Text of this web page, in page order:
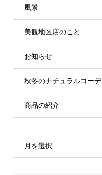
風景
美観地区店のこと
お知らせ
秋冬のナチュラルコーデ
商品の紹介
月を選択